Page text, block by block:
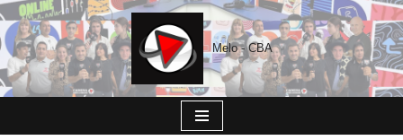
Saltar
al
contenido
Melo - CBA